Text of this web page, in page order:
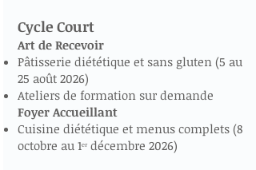
Cycle Court
Art de Recevoir
Pâtisserie diététique et sans gluten (5 au
25 août 2026)
Ateliers de formation sur demande
Foyer Accueillant
Cuisine diététique et menus complets (8
octobre au 1ᵉʳ décembre 2026)